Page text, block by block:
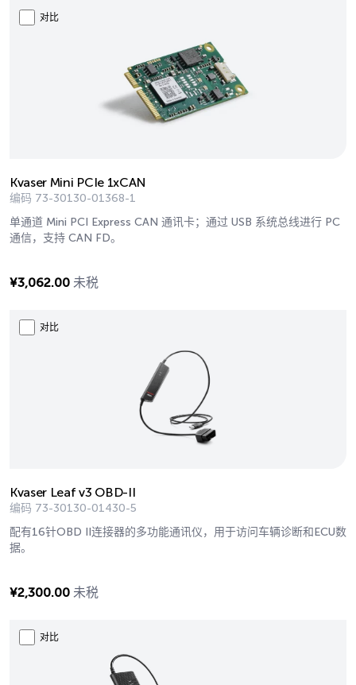
对比
Kvaser Mini PCIe 1xCAN
编码 73-30130-01368-1
单通道 Mini PCI Express CAN 通讯卡；通过 USB 系统总线进行 PC
通信，支持 CAN FD。
¥3,062.00 未税
对比
Kvaser Leaf v3 OBD-II
编码 73-30130-01430-5
配有16针OBD II连接器的多功能通讯仪，用于访问车辆诊断和ECU数
据。
¥2,300.00 未税
对比